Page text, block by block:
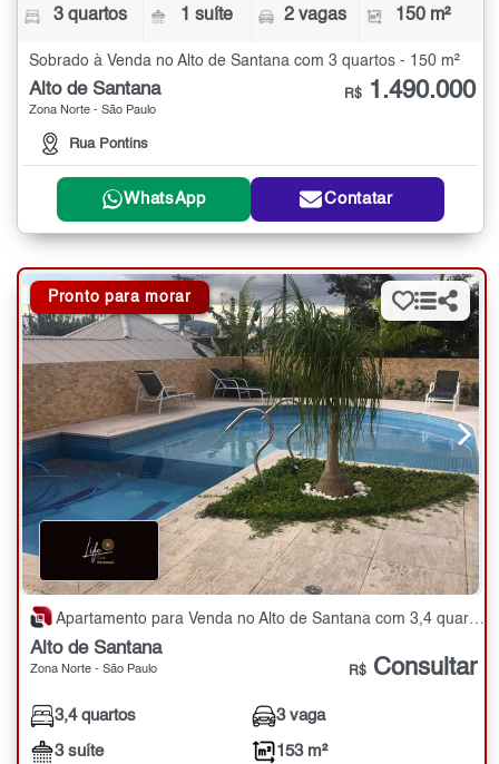
3 quartos 1 suíte 2 vagas 150 m²
Sobrado à Venda no Alto de Santana com 3 quartos - 150 m²
Alto de Santana
Zona Norte - São Paulo
Rua Pontins
R$ 1.490.000
WhatsApp Contatar
Pronto para morar
Apartamento para Venda no Alto de Santana com 3,4 quartos - 153 m²
Alto de Santana
Zona Norte - São Paulo R$ Consultar
3,4 quartos
3 suíte
3 vaga
153 m²